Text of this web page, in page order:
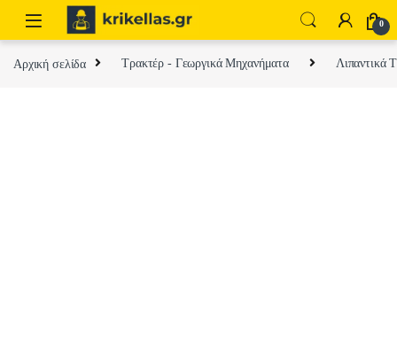
Skip to navigation
Skip to content
0
Αρχική σελίδα Τρακτέρ - Γεωργικά Μηχανήματα Λιπαντικά